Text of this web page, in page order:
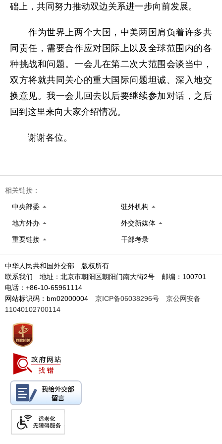
础上，共同努力推动双边关系进一步向前发展。
作为世界上两个大国，中美两国肩负着许多共
同责任，需要合作应对国际上以及全球范围内的各
种挑战和问题。一会儿在第二次大范围会谈当中，
双方将就共同关心的重大国际问题坦诚、深入地交
换意见。我一会儿回去以后要继续参加对话，之后
回到这里来向大家介绍情况。
谢谢各位。
相关链接：
中央部委 驻外机构
地方外办 外交新媒体
重要链接 干部考录
中华人民共和国外交部 版权所有
联系我们 地址：北京市朝阳区朝阳门南大街2号 邮编：100701
电话：+86-10-65961114
网站标识码：bm02000004 京ICP备06038296号
京公网安备
11040102700114